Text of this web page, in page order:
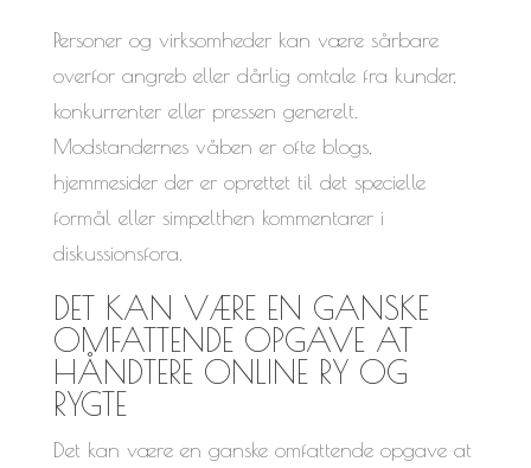
Personer og virksomheder kan være sårbare
overfor angreb eller dårlig omtale fra kunder,
konkurrenter eller pressen generelt.
Modstandernes våben er ofte blogs,
hjemmesider der er oprettet til det specielle
formål eller simpelthen kommentarer i
diskussionsfora.
DET KAN VÆRE EN GANSKE
OMFATTENDE OPGAVE AT
HÅNDTERE ONLINE RY OG
RYGTE
Det kan være en ganske omfattende opgave at